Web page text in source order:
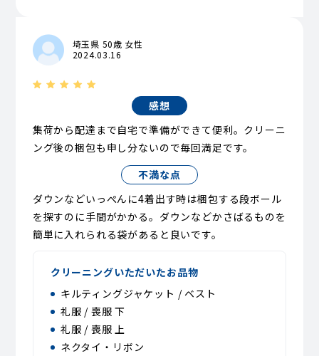
埼玉県 50歳 女性
2024.03.16
感想
集荷から配達まで自宅で準備ができて便利。クリーニ
ング後の梱包も申し分ないので毎回満足です。
不満な点
ダウンなどいっぺんに4着出す時は梱包する段ボール
を探すのに手間がかかる。ダウンなどかさばるものを
簡単に入れられる袋があると良いです。
クリーニングいただいたお品物
キルティングジャケット / ベスト
礼服 / 喪服 下
礼服 / 喪服 上
ネクタイ・リボン